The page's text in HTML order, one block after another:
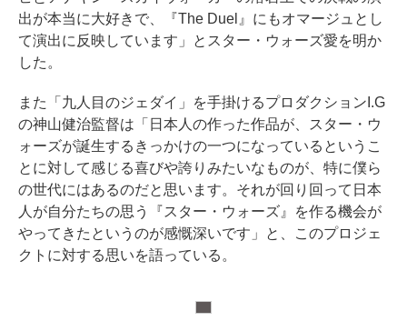
出が本当に大好きで、『The Duel』にもオマージュとし
て演出に反映しています」とスター・ウォーズ愛を明か
した。
また「九人目のジェダイ」を手掛けるプロダクションI.G
の神山健治監督は「日本人の作った作品が、スター・ウ
ォーズが誕生するきっかけの一つになっているというこ
とに対して感じる喜びや誇りみたいなものが、特に僕ら
の世代にはあるのだと思います。それが回り回って日本
人が自分たちの思う『スター・ウォーズ』を作る機会が
やってきたというのが感慨深いです」と、このプロジェ
クトに対する思いを語っている。